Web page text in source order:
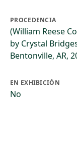
PROCEDENCIA
(William Reese
by Crystal
Bentonville, AR,
EN EXHIBICIÓN
No